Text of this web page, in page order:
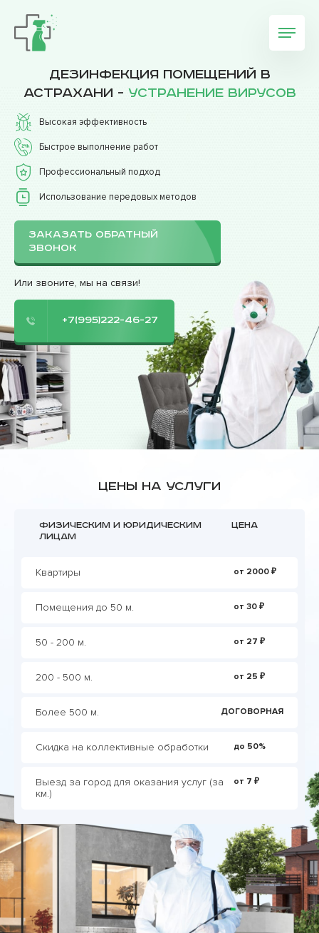
Дезинфекция помещений в
Астрахани - устранение вирусов
Высокая эффективность
Быстрое выполнение работ
Профессиональный подход
Использование передовых методов
ЗАКАЗАТЬ ОБРАТНЫЙ
ЗВОНОК
Или звоните, мы на связи!
+7(995)222-46-27
Цены на услуги
Физическим и юридическим
лицам
Цена
Квартиры от 2000 ₽
Помещения до 50 м. от 30 ₽
50 - 200 м. от 27 ₽
200 - 500 м. от 25 ₽
Более 500 м. ДОГОВОРНАЯ
Скидка на коллективные обработки до 50%
Выезд за город для оказания услуг (за
км.)
от 7 ₽